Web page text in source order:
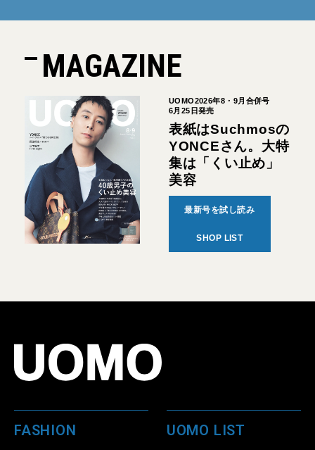
MAGAZINE
UOMO2026年8・9月合併号
6月25日発売
表紙はSuchmosの
YONCEさん。大特
集は「くい止め」
美容
最新号を試し読み
SHOP LIST
FASHION UOMO LIST